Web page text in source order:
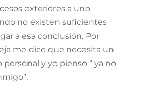
exteriores a uno
no existen suficientes
a esa conclusión. Por
me dice que necesita un
personal y yo pienso “ ya no